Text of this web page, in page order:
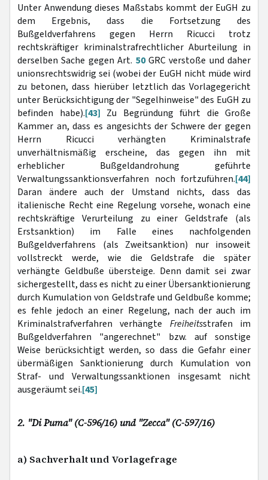
Unter Anwendung dieses Maßstabs kommt der EuGH zu
dem Ergebnis, dass die Fortsetzung des
Bußgeldverfahrens gegen Herrn Ricucci trotz
rechtskräftiger kriminalstrafrechtlicher Aburteilung in
derselben Sache gegen Art. 50GRC verstoße und daher
unionsrechtswidrig sei (wobei der EuGH nicht müde wird
zu betonen, dass hierüber letztlich das Vorlagegericht
unter Berücksichtigung der "Segelhinweise" des EuGH zu
befinden habe).[43] Zu Begründung führt die Große
Kammer an, dass es angesichts der Schwere der gegen
Herrn Ricucci verhängten Kriminalstrafe
unverhältnismäßig erscheine, das gegen ihn mit
erheblicher Bußgeldandrohung geführte
Verwaltungssanktionsverfahren noch fortzuführen.[44]
Daran ändere auch der Umstand nichts, dass das
italienische Recht eine Regelung vorsehe, wonach eine
rechtskräftige Verurteilung zu einer Geldstrafe (als
Erstsanktion) im Falle eines nachfolgenden
Bußgeldverfahrens (als Zweitsanktion) nur insoweit
vollstreckt werde, wie die Geldstrafe die später
verhängte Geldbuße übersteige. Denn damit sei zwar
sichergestellt, dass es nicht zu einer Übersanktionierung
durch Kumulation von Geldstrafe und Geldbuße komme;
es fehle jedoch an einer Regelung, nach der auch im
Kriminalstrafverfahren verhängte Freiheitsstrafen im
Bußgeldverfahren "angerechnet" bzw. auf sonstige
Weise berücksichtigt werden, so dass die Gefahr einer
übermäßigen Sanktionierung durch Kumulation von
Straf- und Verwaltungssanktionen insgesamt nicht
ausgeräumt sei.[45]
2. "Di Puma" (C-596/16) und "Zecca" (C-597/16)
a) Sachverhalt und Vorlagefrage